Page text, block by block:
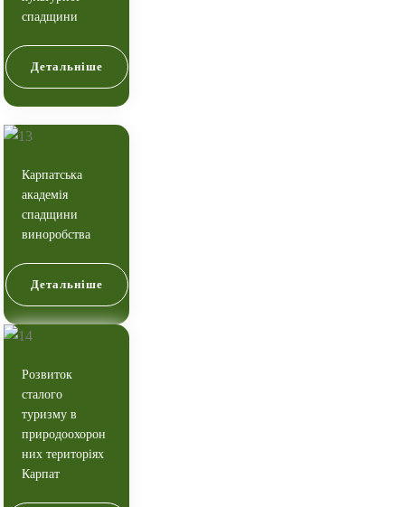
спадщини
Детальніше
Карпатська
академія
спадщини
виноробства
Детальніше
Розвиток
сталого
туризму в
природоохорон
них територіях
Карпат